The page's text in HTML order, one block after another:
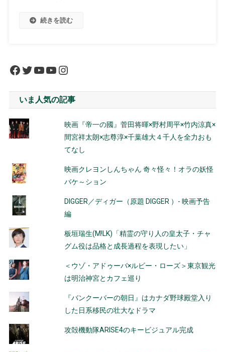
続きを読む
Facebook
Twitter
YouTube
YouTube
Instagram
いま人気の記事
映画『帝一の國』菅田将暉×野村周平×竹内涼真×
間宮祥太朗×志尊淳×千葉雄大４千人を全力おも
てなし
映画クレヨンしんちゃん 奇々怪々！オラの妖怪
バケ～ション
DIGGER／ディガー（原題 DIGGER ）- 映画予告
編
板垣瑞生(M!LK)「精霊の守り人の皇太子・チャ
グム役は品格と成長過程を表現したい」
＜ウゾ・アドゥーバ×ルビー・ローズ＞東京観光
は明治神宮とカフェ巡り
『バンクーバーの朝日』はカナダ野球殿堂入り
した日系移民の壮大なドラマ
攻殻機動隊ARISE4のキービジュアル完成